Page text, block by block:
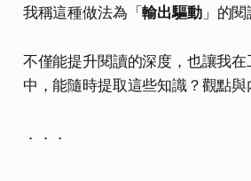
我稱這種做法為「輸出驅動」的閱
不僅能提升閱讀的深度，也讓我
中，能隨時提取這些知識？觀點與
．．．